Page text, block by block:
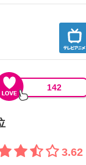
が閉じ込められ
限に抑えるために五
呪術師たち。
】
142
3.62